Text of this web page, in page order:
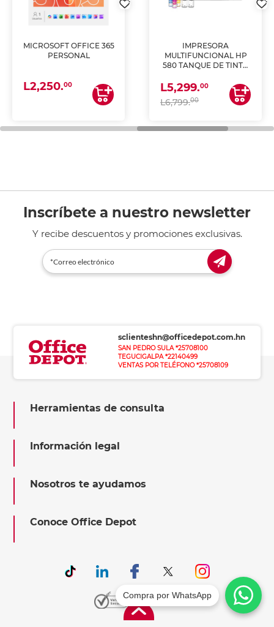
MICROSOFT OFFICE 365
PERSONAL
L2,250.00
IMPRESORA
MULTIFUNCIONAL HP
580 TANQUE DE TINTA
ESCANEA)
L5,299.00
L6,799.00
Inscríbete a nuestro newsletter
Y recibe descuentos y promociones exclusivas.
sclienteshn@officedepot.com.hn
SAN PEDRO SULA *25708100
TEGUCIGALPA *22140499
VENTAS POR TELÉFONO *25708109
Herramientas de consulta
Información legal
Nosotros te ayudamos
Conoce Office Depot
Compra por WhatsApp